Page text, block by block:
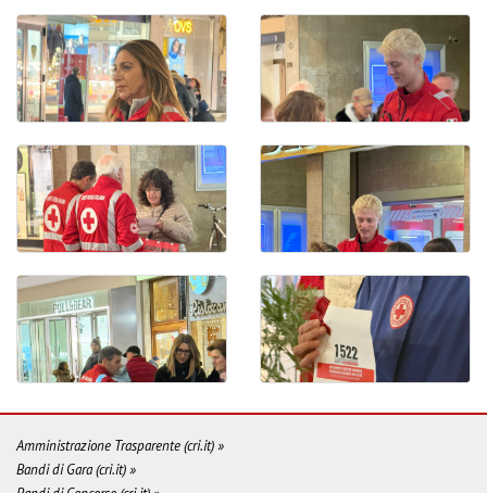
Amministrazione Trasparente (cri.it) »
Bandi di Gara (cri.it) »